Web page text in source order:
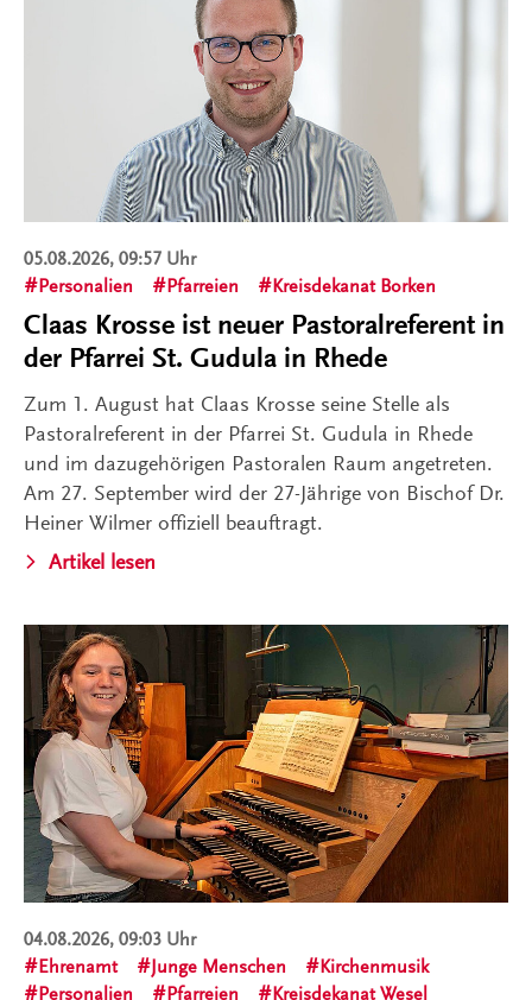
05.08.2026, 09:57 Uhr
Personalien
Pfarreien Kreisdekanat Borken
Claas Krosse ist neuer Pastoralreferent in
der Pfarrei St. Gudula in Rhede
Zum 1. August hat Claas Krosse seine Stelle als
Pastoralreferent in der Pfarrei St. Gudula in Rhede
und im dazugehörigen Pastoralen Raum angetreten.
Am 27. September wird der 27-Jährige von Bischof Dr.
Heiner Wilmer offiziell beauftragt.
Artikel lesen
04.08.2026, 09:03 Uhr
Ehrenamt
Junge Menschen
Kirchenmusik
Personalien
Pfarreien Kreisdekanat Wesel